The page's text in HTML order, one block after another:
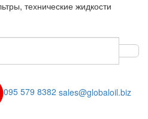
технические жидкости
095 579 8382 sales@globaloil.biz